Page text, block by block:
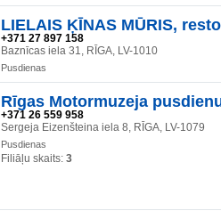
LIELAIS ĶĪNAS MŪRIS,
+371 27 897 158
Baznīcas iela 31, RĪGA, LV-1010
Pusdienas
Rīgas Motormuzeja
+371 26 559 958
Sergeja Eizenšteina iela 8, RĪGA, LV-1079
Pusdienas
Filiāļu skaits: 3